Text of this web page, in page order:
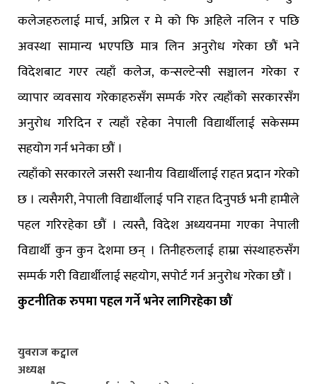
कलेजहरुलाई मार्च, अप्रिल र मे को फि अहिले नलिन र पछि
अवस्था सामान्य भएपछि मात्र लिन अनुरोध गरेका छौं भने
विदेशबाट गएर त्यहाँ कलेज, कन्सल्टेन्सी सञ्चालन गरेका र
व्यापार व्यवसाय गरेकाहरुसँग सम्पर्क गरेर त्यहाँको सरकारसँग
अनुरोध गरिदिन र त्यहाँ रहेका नेपाली विद्यार्थीलाई सकेसम्म
सहयोग गर्न भनेका छौं ।
त्यहाँको सरकारले जसरी स्थानीय विद्यार्थीलाई राहत प्रदान गरेको
छ । त्यसैगरी, नेपाली विद्यार्थीलाई पनि राहत दिनुपर्छ भनी हामीले
पहल गरिरहेका छौं । त्यस्तै, विदेश अध्ययनमा गएका नेपाली
विद्यार्थी कुन कुन देशमा छन् । तिनीहरुलाई हाम्रा संस्थाहरुसँग
सम्पर्क गरी विद्यार्थीलाई सहयोग, सपोर्ट गर्न अनुरोध गरेका छौं ।
कुटनीतिक रुपमा पहल गर्ने भनेर लागिरहेका छौं
युवराज कट्वाल
अध्यक्ष